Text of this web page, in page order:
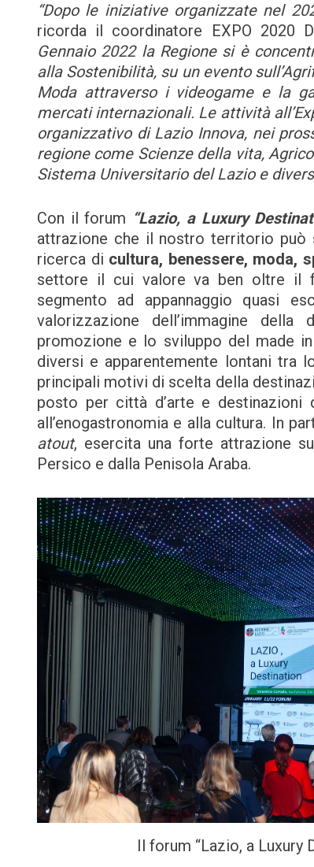
“Dopo le iniziative organizzate nel
ricorda il coordinatore EXPO 2020
Gennaio 2022 la Regione si è
alla Sostenibilità, su un evento
Moda attraverso i videogame e la
mercati internazionali. Le attività
organizzativo di Lazio Innova, nei
regione come Scienze della vita,
Sistema Universitario del Lazio e
Con il forum “Lazio, a Luxury
attrazione che il nostro territorio può
ricerca di cultura, benessere, moda,
settore il cui valore va ben oltre il
segmento ad appannaggio quasi
valorizzazione dell’immagine
promozione e lo sviluppo del made
diversi e apparentemente lontani tra
principali motivi di scelta della
posto per città d’arte e destinazioni
all’enogastronomia e alla cultura. In
atout, esercita una forte attrazione
Persico e dalla Penisola Araba.
Il forum “Lazio, a Luxury